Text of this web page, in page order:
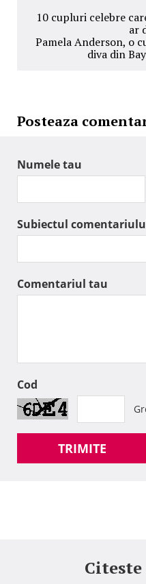
10 cupluri celebre
ar
Pamela Anderson, o
diva din
Posteaza
Numele tau
Subiectul
Comentariul tau
Cod
TRIMITE